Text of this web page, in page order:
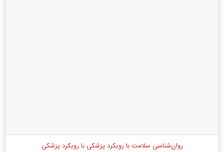
روان‌شناسی سلامت با رویکرد پزشکی با رویکرد پزشکی